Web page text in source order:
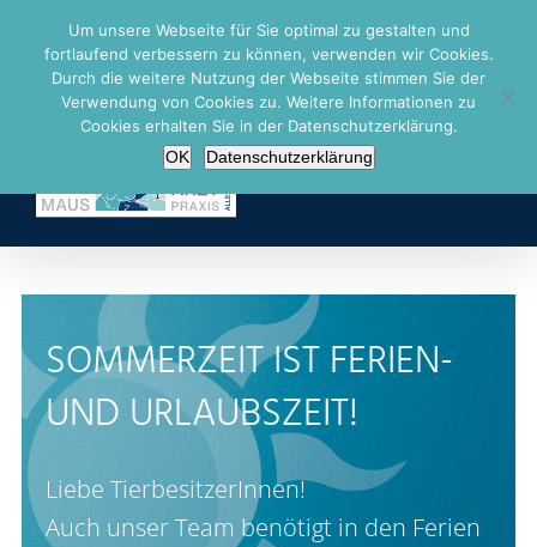
Inhalt
springen
info@tierarztpraxis-allerheiligen.de
Facebook
SOMMERZEIT IST FERIEN-
UND URLAUBSZEIT!
Liebe TierbesitzerInnen!
Auch unser Team benötigt in den Ferien
Um unsere Webseite für Sie optimal zu gestalten und
fortlaufend verbessern zu können, verwenden wir Cookies.
Durch die weitere Nutzung der Webseite stimmen Sie der
Verwendung von Cookies zu. Weitere Informationen zu
Cookies erhalten Sie in der Datenschutzerklärung.
OK
Datenschutzerklärung